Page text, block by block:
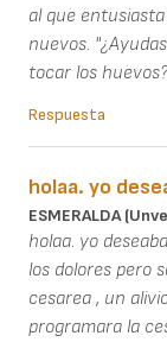
al que
nuevos.
tocar los
Respuesta
holaa. yo
ESMERALDA
holaa. yo
los dolores pero
cesarea , un
programara la